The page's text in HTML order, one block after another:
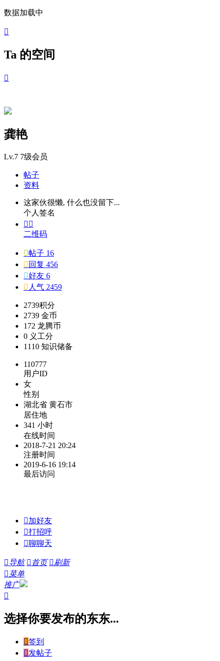
数据加载中

Ta 的空间

龚艳
Lv.7 7级会员
帖子
资料
这家伙很懒, 什么也没留下...
个人签名
 
二维码
帖子 16
 回复 456
好友 6
 人气 2459
2739积分
2739 金币
172 龙腾币
0 义工分
1110 知识储备
110777
用户ID
女
性别
湖北省 黄石市
居住地
341 小时
在线时间
2018-7-21 20:24
注册时间
2019-6-16 19:14
最后访问
加好友
打招呼
聊聊天
导航  首页 刷新
菜单
推广

选择你要发布的东东...
签到
发帖子